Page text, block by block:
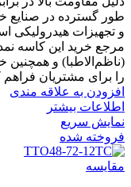
طور گسترده در صنایع
و تجهیزات هیدرولیکی
مرجع خرید این کاسه
(ناظم‌الاطبا) و همچنین
را برای مشتریان
افزودن به علاقه مندی
اطلاعات بیشتر
نمایش سریع
فروخته شده
مقايسه